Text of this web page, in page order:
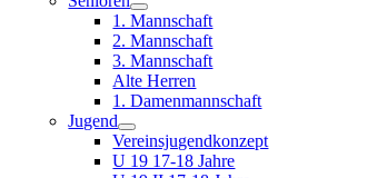
1. Mannschaft
2. Mannschaft
3. Mannschaft
Alte Herren
1. Damenmannschaft
Jugend
Vereinsjugendkonzept
U 19 17-18 Jahre